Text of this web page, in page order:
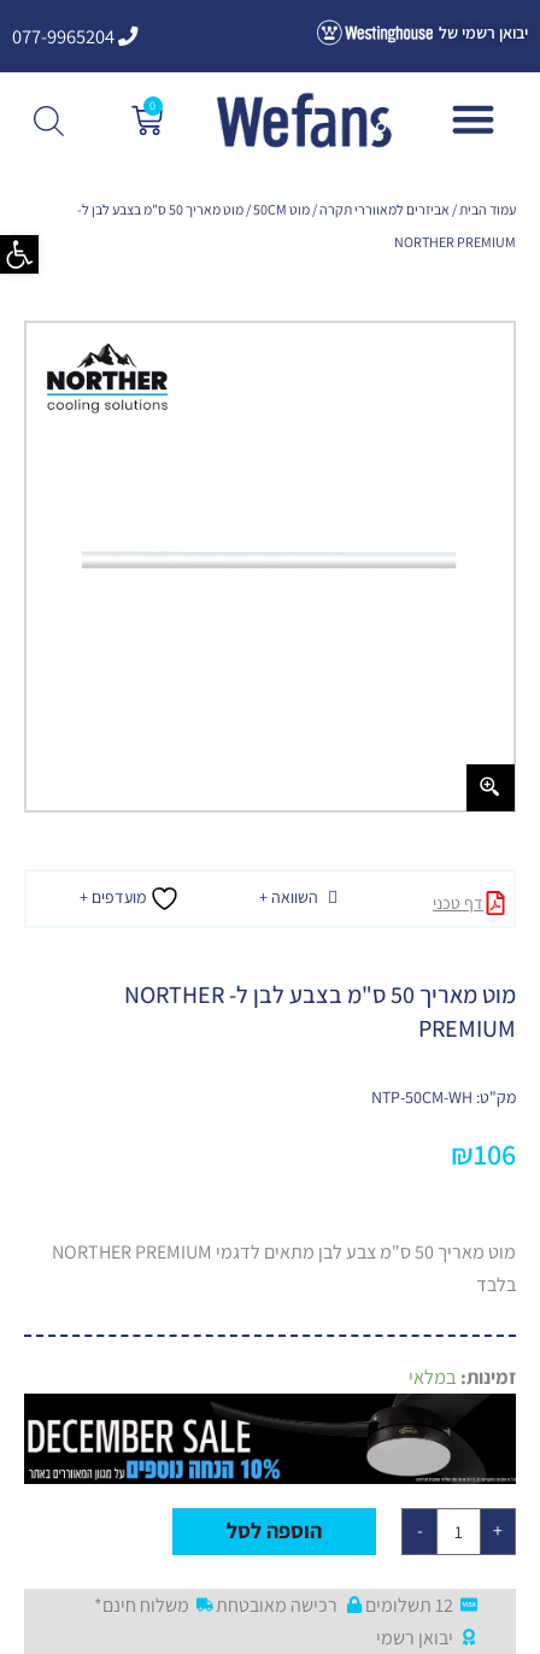
פתח
לתוכן
יבואן רשמי של 077-9965204
0
עגלת
קניות
עמוד הבית / אביזרים למאווררי תקרה/ מוט 50CM
/ מוט מאריך 50 ס"מ בצבע לבן ל-
NORTHER PREMIUM
דף טכני השוואה + מועדפים +
מוט מאריך 50 ס"מ בצבע לבן ל- NORTHER
PREMIUM
מק"ט: NTP-50CM-WH
₪106
בלבד
זמינות: במלאי
-
כמות
של
מוט
מאריך
50
ס"מ
בצבע
לבן
NORTHER
PREMIUM
+ הוספה לסל
12 תשלומים רכישה מאובטחת
משלוח חינם*
יבואן רשמי